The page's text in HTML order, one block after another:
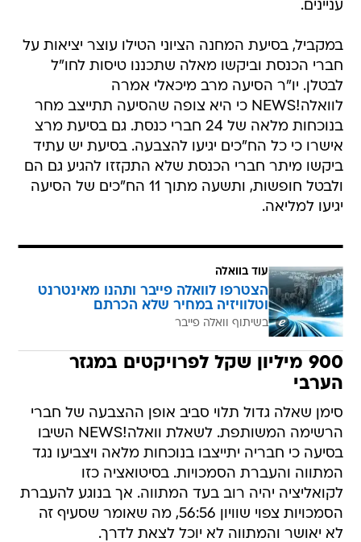
עניינים.
במקביל, בסיעת המחנה הציוני הטילו עוצר יציאות על
חברי הכנסת וביקשו מאלה שתכננו טיסות לחו"ל
לבטלן. יו"ר הסיעה מרב מיכאלי אמרה
לוואלה!NEWS כי היא צופה שהסיעה תתייצב מחר
בנוכחות מלאה של 24 חברי כנסת. גם בסיעת מרצ
אישרו כי כל הח"כים יגיעו להצבעה. בסיעת יש עתיד
ביקשו מיתר חברי הכנסת שלא התקזזו להגיע גם הם
ולבטל חופשות, ותשעה מתוך 11 הח"כים של הסיעה
יגיעו למליאה.
עוד בוואלה
הצטרפו לוואלה פייבר ותהנו מאינטרנט
וטלוויזיה במחיר שלא הכרתם
בשיתוף וואלה פייבר
900 מיליון שקל לפרויקטים במגזר
הערבי
סימן שאלה גדול תלוי סביב אופן ההצבעה של חברי
הרשימה המשותפת. לשאלת וואלה!NEWS השיבו
בסיעה כי חבריה יתייצבו בנוכחות מלאה ויצביעו נגד
המתווה והעברת הסמכויות. בסיטואציה כזו
לקואליציה יהיה רוב בעד המתווה. אך בנוגע להעברת
הסמכויות צפוי שוויון 56:56, מה שאומר שסעיף זה
לא יאושר והמתווה לא יוכל לצאת לדרך.